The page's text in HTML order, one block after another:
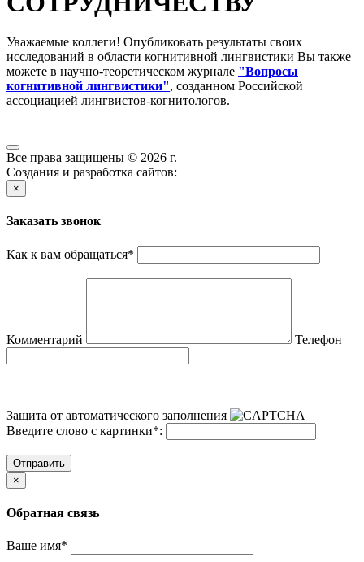
Уважаемые коллеги! Опубликовать результаты своих
исследований в области когнитивной лингвистики Вы также
можете в научно-теоретическом журнале "Вопросы
когнитивной лингвистики", созданном Российской
ассоциацией лингвистов-когнитологов.
Все права защищены © 2026 г.
Создания и разработка сайтов:
×
Заказать звонок
Как к вам обращаться*
Комментарий Телефон
Защита от автоматического заполнения
Введите слово с картинки*:
Отправить
×
Обратная связь
Ваше имя*